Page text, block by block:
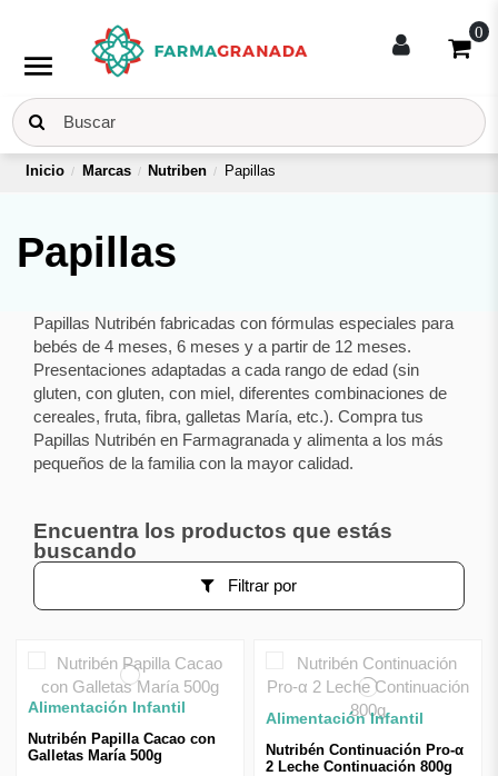
menu
0
Inicio Marcas Nutriben Papillas
Papillas
Papillas Nutribén fabricadas con fórmulas especiales para
bebés de 4 meses, 6 meses y a partir de 12 meses.
Presentaciones adaptadas a cada rango de edad (sin
gluten, con gluten, con miel, diferentes combinaciones de
cereales, fruta, fibra, galletas María, etc.). Compra tus
Papillas Nutribén en Farmagranada y alimenta a los más
pequeños de la familia con la mayor calidad.
Encuentra los productos que estás
buscando
Filtrar por
Alimentación Infantil
Nutribén Papilla Cacao con
Galletas María 500g
Alimentación Infantil
Nutribén Continuación Pro-α
2 Leche Continuación 800g